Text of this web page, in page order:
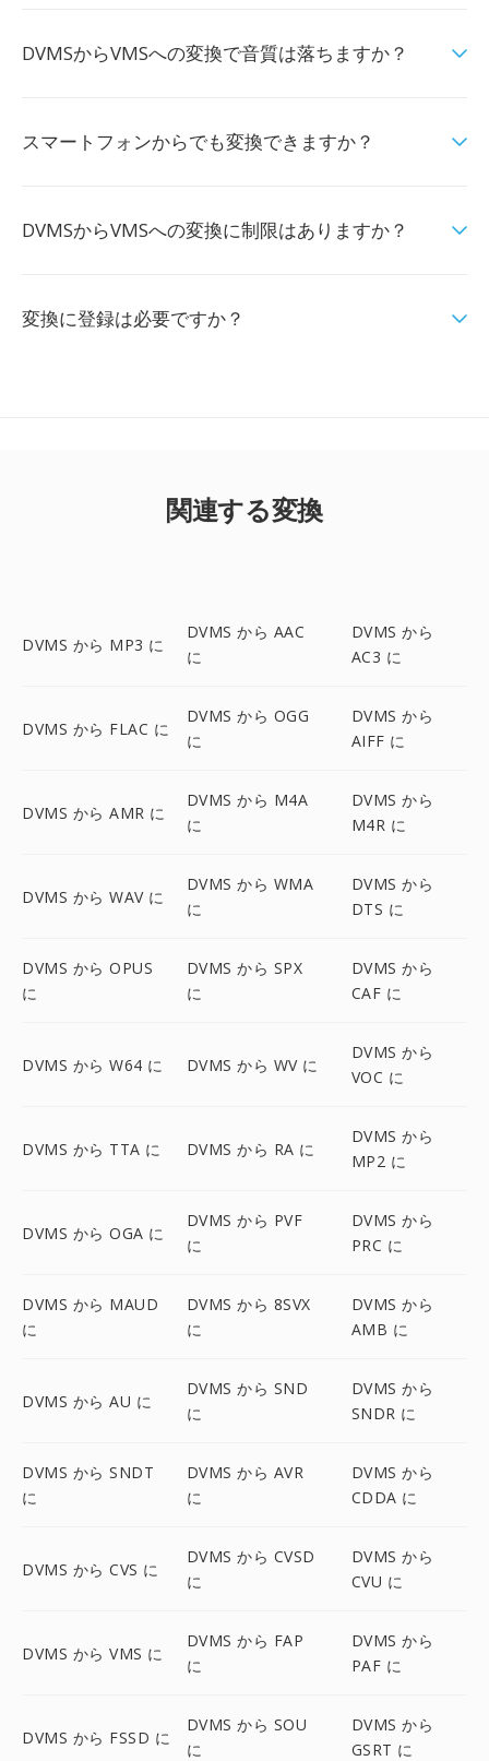
DVMSからVMSへの変換で音質は落ちますか？
スマートフォンからでも変換できますか？
DVMSからVMSへの変換に制限はありますか？
変換に登録は必要ですか？
関連する変換
DVMS から MP3 に
DVMS から AAC
に
DVMS から
AC3 に
DVMS から FLAC に
DVMS から OGG
に
DVMS から
AIFF に
DVMS から AMR に
DVMS から M4A
に
DVMS から
M4R に
DVMS から WAV に
DVMS から WMA
に
DVMS から
DTS に
DVMS から OPUS
に
DVMS から SPX
に
DVMS から
CAF に
DVMS から W64 に DVMS から WV に
DVMS から
VOC に
DVMS から TTA に DVMS から RA に
DVMS から
MP2 に
DVMS から OGA に
DVMS から PVF
に
DVMS から
PRC に
DVMS から MAUD
に
DVMS から 8SVX
に
DVMS から
AMB に
DVMS から AU に
DVMS から SND
に
DVMS から
SNDR に
DVMS から SNDT
に
DVMS から AVR
に
DVMS から
CDDA に
DVMS から CVS に
DVMS から CVSD
に
DVMS から
CVU に
DVMS から VMS に
DVMS から FAP
に
DVMS から
PAF に
DVMS から FSSD に
DVMS から SOU
に
DVMS から
GSRT に